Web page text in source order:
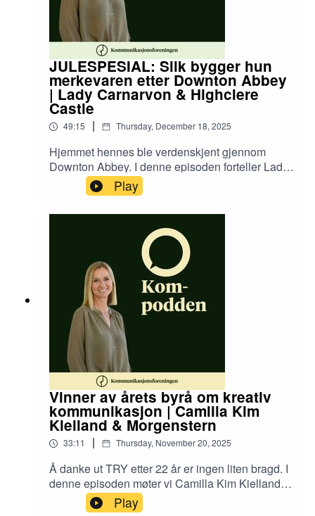
JULESPESIAL: Slik bygger hun
merkevaren etter Downton Abbey
| Lady Carnarvon & Highclere
Castle
49:15 | Thursday, December 18, 2025
Hjemmet hennes ble verdenskjent gjennom
Downton Abbey. I denne episoden forteller Lady
Carnarvon hvordan det er å bo på Highclere
Castle – og samtidig forvalte kulturarven og drive
slottet som en kommersiell virksomhet. Hun
forteller om huset og slektens historie, hvordan
de bygger et global merkevare og holder slottet
relevant i en moderne medievirkelighet.
Play
Vinner av årets byrå om kreativ
kommunikasjon | Camilla Kim
Kielland & Morgenstern
33:11 | Thursday, November 20, 2025
Å danke ut TRY etter 22 år er ingen liten bragd. I
denne episoden møter vi Camilla Kim Kielland,
byråleder og partner i Morgenstern – byrået som
Play